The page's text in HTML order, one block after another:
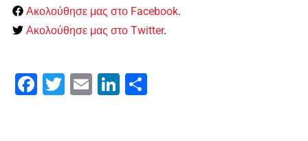
Ακολούθησε μας στο Facebook.
Ακολούθησε μας στο Twitter.
Facebook
Twitter Email LinkedIn